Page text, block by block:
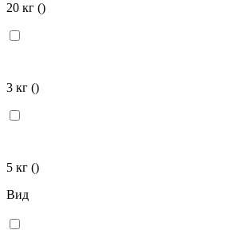
20 кг ()
3 кг ()
5 кг ()
Вид